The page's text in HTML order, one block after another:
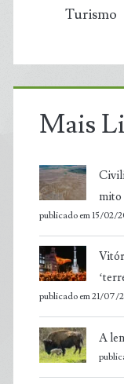
Turismo
Mais
mito
publicado em 15/02/
publicado em 21/07/
A